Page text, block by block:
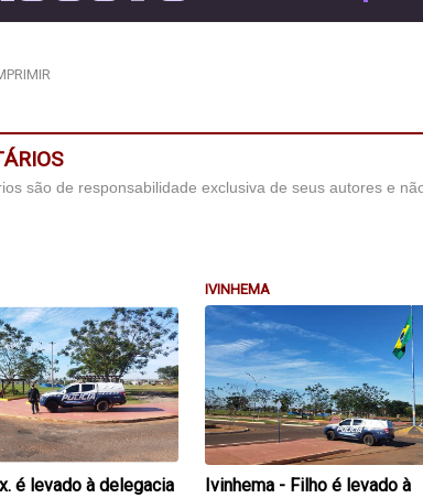
são de responsabilidade exclusiva de seus autores e
é levado à delegacia
IVINHEMA
Ivinhema - Filho é levado à